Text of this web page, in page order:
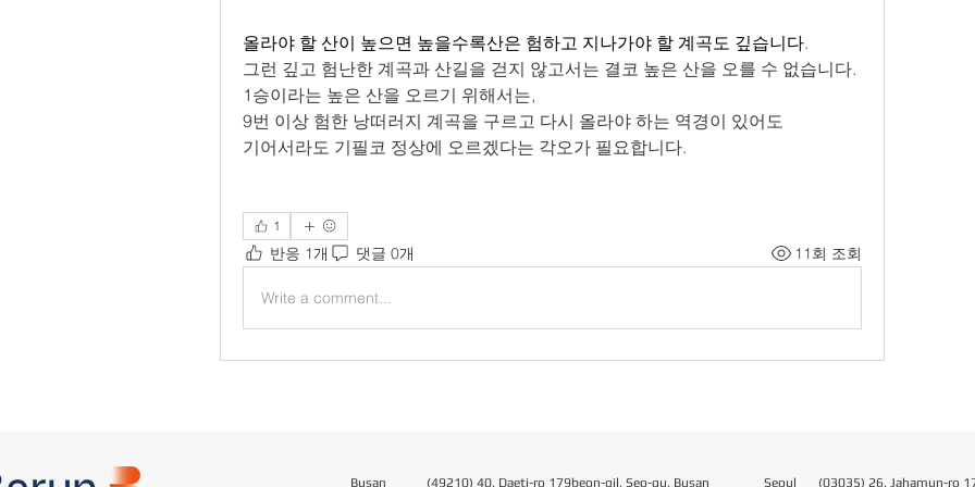
올라야 할 산이 높으면 높을수록산은 험하고 지나가야 할 계곡도 깊습니다.
그런 깊고 험난한 계곡과 산길을 걷지 않고서는 결코 높은 산을 오를 수 없습니다.
1승이라는 높은 산을 오르기 위해서는,
9번 이상 험한 낭떠러지 계곡을 구르고 다시 올라야 하는 역경이 있어도
기어서라도 기필코 정상에 오르겠다는 각오가 필요합니다.
1
반응 1개 댓글 0개 11회 조회
Write a comment...
Busan (49210) 40, Daeti-ro 179beon-gil, Seo-gu, Busan Seoul​ (03035) 26, Jahamun-ro